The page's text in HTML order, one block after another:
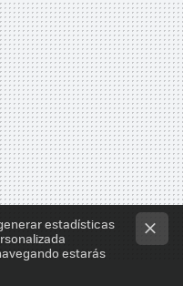
estadísticas
estarás